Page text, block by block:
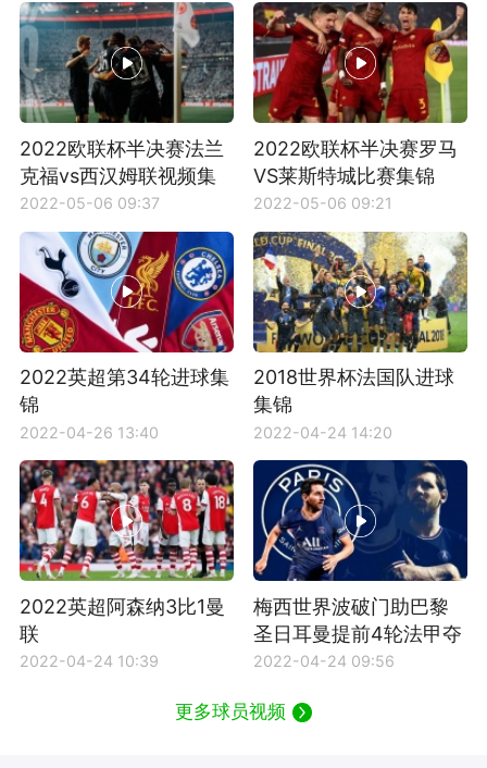
2022欧联杯半决赛法兰
克福vs西汉姆联视频集
锦
2022-05-06 09:37
2022欧联杯半决赛罗马
VS莱斯特城比赛集锦
2022-05-06 09:21
2022英超第34轮进球集
锦
2022-04-26 13:40
2018世界杯法国队进球
集锦
2022-04-24 14:20
2022英超阿森纳3比1曼
联
2022-04-24 10:39
梅西世界波破门助巴黎
圣日耳曼提前4轮法甲夺
冠
2022-04-24 09:56
更多球员视频